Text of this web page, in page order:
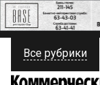
ПОЛИТИКА
Все рубрики